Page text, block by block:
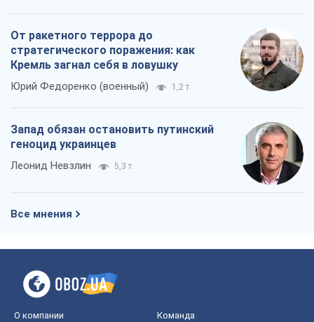
От ракетного террора до
стратегического поражения: как
Кремль загнал себя в ловушку
Юрий Федоренко (военный) 1,2 т.
Запад обязан остановить путинский
геноцид украинцев
Леонид Невзлин 5,3 т.
Все мнения
О компании Команда